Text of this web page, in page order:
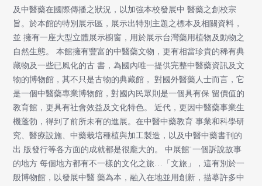
及中醫藥在國際傳播之狀況，以加強本校發展中 醫藥之創校宗
旨。於本館的特別展示區，展示出特別主題之標本及相關資料，
並 擁有一座大型立體展示櫥窗，用於展示台灣藥用植物及動物之
自然生態。 本館擁有豐富的中醫藥文物，更有相當珍貴的稀有典
藏物及一些已風化的古 書，為國內唯一提供完整中醫藥資訊及文
物的博物館，其不只是古物的典藏館， 對國外醫藥人士而言，它
是一個中醫藥專業博物館，對國內民眾則是一個具有保 留價值的
教育館，更具有社會效益及文化特色。 近代，更因中醫藥事業生
機蓬勃，得到了前所未有的進展。在中醫中藥教育 事業和科學研
究、醫療設施、中藥栽培種植與加工製造，以及中醫中藥書刊的
出 版發行等各方面的成就都是很龐大的。 中展館˙一個訴說故事
的地方 每個地方都有不一樣的文化之旅…「文旅」，這有別於一
般博物館，以發展中醫 藥為本，融入在地並用創新，描摹許多中